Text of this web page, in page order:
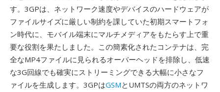
す。3GPは、ネットワーク速度やデバイスのハードウェアが
ファイルサイズに厳しい制約を課していた初期スマートフォ
ン時代に、モバイル端末にマルチメディアをもたらす上で重
要な役割を果たしました。この簡素化されたコンテナは、完
全なMP4ファイルに見られるオーバーヘッドを排除し、低速
な3G回線でも確実にストリーミングできる大幅に小さなフ
ァイルを生成します。3GPはGSMとUMTSの両方のネットワ